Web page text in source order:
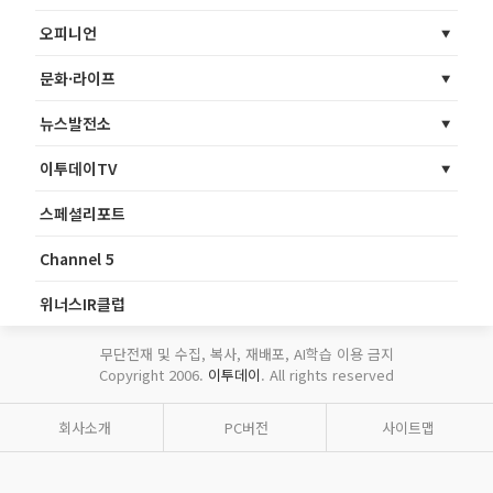
오피니언
문화·라이프
뉴스발전소
이투데이TV
스페셜리포트
Channel 5
위너스IR클럽
무단전재 및 수집, 복사, 재배포, AI학습 이용 금지
Copyright 2006. 이투데이. All rights reserved
회사소개 PC버전 사이트맵